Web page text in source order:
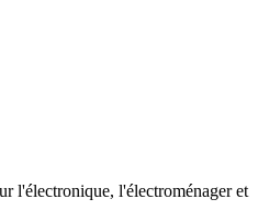
l'électronique, l'électroménager et